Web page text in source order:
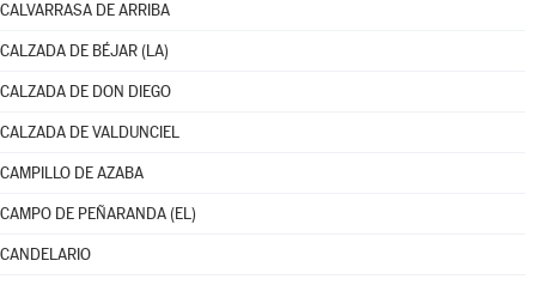
CALVARRASA DE ARRIBA
CALZADA DE BÉJAR (LA)
CALZADA DE DON DIEGO
CALZADA DE VALDUNCIEL
CAMPILLO DE AZABA
CAMPO DE PEÑARANDA (EL)
CANDELARIO